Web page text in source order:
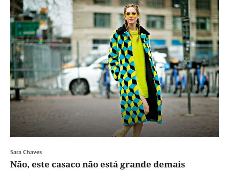
Sara Chaves
Não, este casaco não está grande demais